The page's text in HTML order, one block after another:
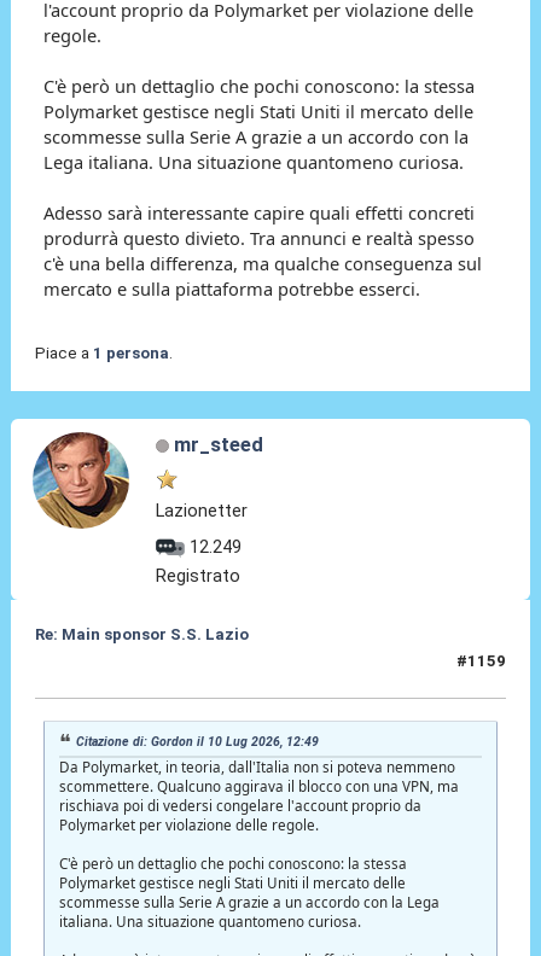
l'account proprio da Polymarket per violazione delle
regole.
C'è però un dettaglio che pochi conoscono: la stessa
Polymarket gestisce negli Stati Uniti il mercato delle
scommesse sulla Serie A grazie a un accordo con la
Lega italiana. Una situazione quantomeno curiosa.
Adesso sarà interessante capire quali effetti concreti
produrrà questo divieto. Tra annunci e realtà spesso
c'è una bella differenza, ma qualche conseguenza sul
mercato e sulla piattaforma potrebbe esserci.
Piace a 1 persona.
mr_steed
Lazionetter
12.249
Registrato
Re: Main sponsor S.S. Lazio
#1159
Citazione di: Gordon il 10 Lug 2026, 12:49
Da Polymarket, in teoria, dall'Italia non si poteva nemmeno
scommettere. Qualcuno aggirava il blocco con una VPN, ma
rischiava poi di vedersi congelare l'account proprio da
Polymarket per violazione delle regole.
C'è però un dettaglio che pochi conoscono: la stessa
Polymarket gestisce negli Stati Uniti il mercato delle
scommesse sulla Serie A grazie a un accordo con la Lega
italiana. Una situazione quantomeno curiosa.